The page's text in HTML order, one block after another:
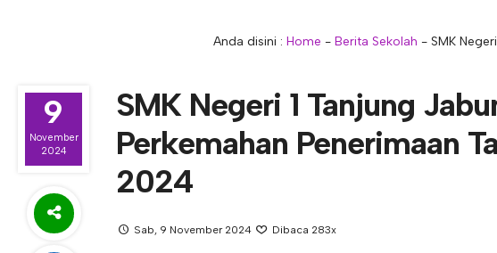
Anda disini : Home - Berita Sekolah - SMK
9
November
2024
SMK Negeri 1 Tanjung
Perkemahan Penerimaan
2024
Sab, 9 November 2024 Dibaca 283x